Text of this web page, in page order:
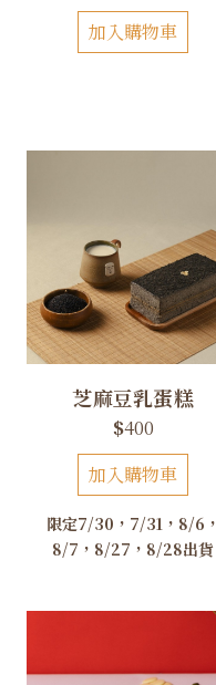
加入購物車
芝麻豆乳蛋糕
$400
加入購物車
限定7/30，7/31，8/6，
8/7，8/27，8/28出貨